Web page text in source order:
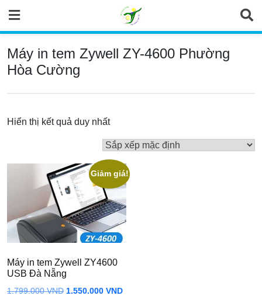
content
Máy in tem Zywell ZY-4600 Phường
Hòa Cường
Hiển thị kết quả duy nhất
Giảm giá!
Máy in tem Zywell ZY4600
USB Đà Nẵng
1.799.000VND Giá
1.550.000 VNDGiá